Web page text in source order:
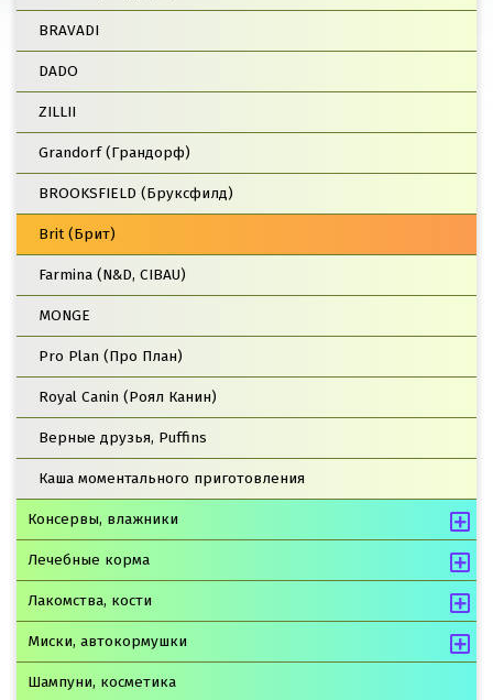
BRAVADI
DADO
ZILLII
Grandorf (Грандорф)
BROOKSFIELD (Бруксфилд)
Brit (Брит)
Farmina (N&D, CIBAU)
MONGE
Pro Plan (Про План)
Royal Canin (Роял Канин)
Верные друзья, Puffins
Каша моментального приготовления
Консервы, влажники
Лечебные корма
Лакомства, кости
Миски, автокормушки
Шампуни, косметика